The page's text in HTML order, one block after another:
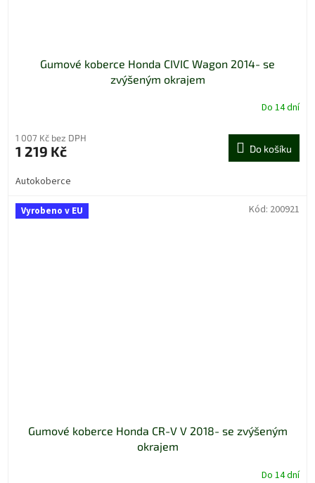
Gumové koberce Honda CIVIC Wagon 2014- se
zvýšeným okrajem
Do 14 dní
1 007 Kč bez DPH
1 219 Kč Do košíku
Autokoberce
Vyrobeno v EU
Gumové koberce Honda CR-V V 2018- se zvýšeným
okrajem
Do 14 dní
Kód: 200921